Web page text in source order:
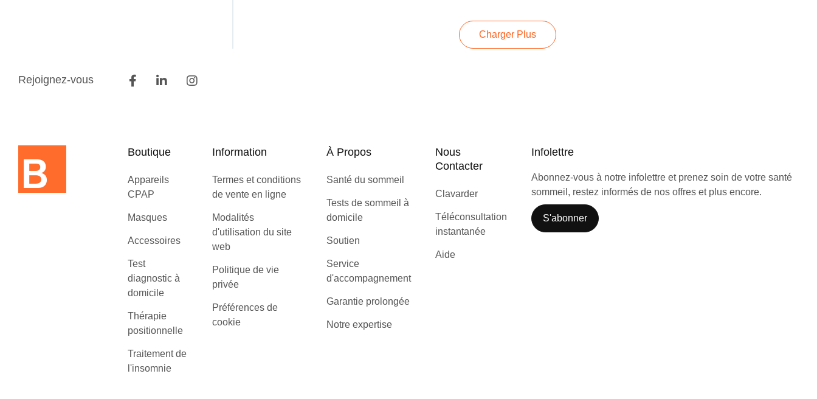
Charger Plus
Rejoignez-vous
Boutique
Appareils
CPAP
Masques
Accessoires
Test
diagnostic à
domicile
Thérapie
positionnelle
Traitement de
l'insomnie
Information
Termes et conditions
de vente en ligne
Modalités
d'utilisation du site
web
Politique de vie
privée
Préférences de
cookie
À Propos
Santé du sommeil
Tests de sommeil à
domicile
Soutien
Service
d'accompagnement
Garantie prolongée
Notre expertise
Nous
Contacter
Clavarder
Téléconsultation
instantanée
Aide
Infolettre
Abonnez-vous à notre infolettre et prenez soin de votre santé
sommeil, restez informés de nos offres et plus encore.
S'abonner